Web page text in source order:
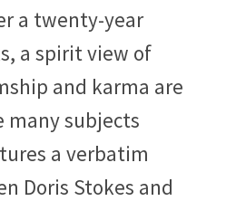
a twenty-year
a spirit view of
and karma are
many subjects
a verbatim
Doris Stokes and